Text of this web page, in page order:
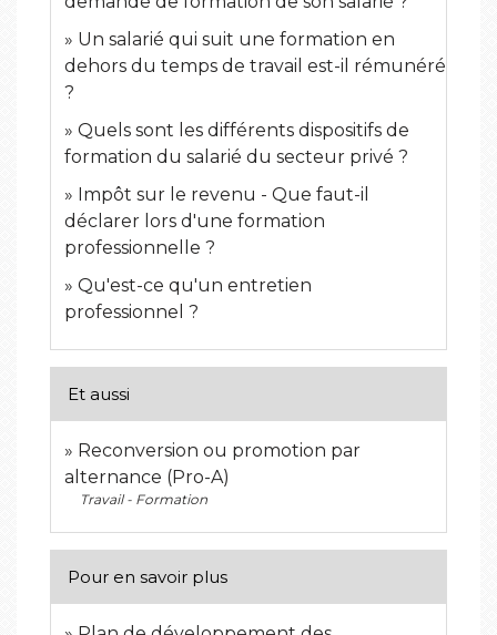
Un salarié qui suit une formation en
dehors du temps de travail est-il rémunéré
?
Quels sont les différents dispositifs de
formation du salarié du secteur privé ?
Impôt sur le revenu - Que faut-il
déclarer lors d'une formation
professionnelle ?
Qu'est-ce qu'un entretien
professionnel ?
Et aussi
Reconversion ou promotion par
alternance (Pro-A)
Travail - Formation
Pour en savoir plus